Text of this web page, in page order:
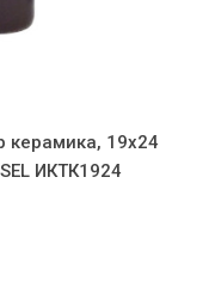
керамика, 19х24
ИКТК1924